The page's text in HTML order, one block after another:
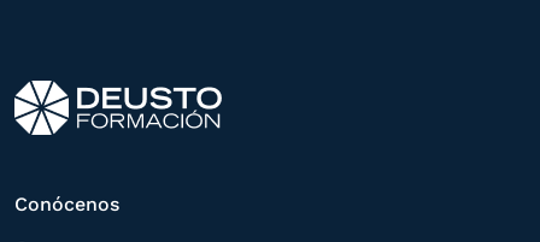
correspondiente. Compartiremos su
solicitud con las empresas que conforman
estas puedan hacerle llegar la mejor
Conócenos